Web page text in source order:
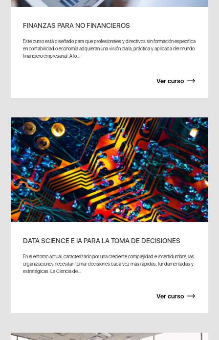
FINANZAS PARA NO FINANCIEROS
Este curso está diseñado para que profesionales y directivos sin formación específica
en contabilidad o economía adquieran una visión clara, práctica y aplicada del mundo
financiero empresarial. A lo...
Ver curso
DATA SCIENCE E IA PARA LA TOMA DE DECISIONES
En el entorno actual, caracterizado por una creciente complejidad e incertidumbre, las
organizaciones necesitan tomar decisiones cada vez más rápidas, fundamentadas y
estratégicas. La Ciencia de...
Ver curso